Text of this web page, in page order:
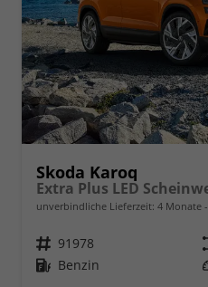
Skoda Karoq
unverbindliche Lieferzeit: 4 Monate
Fahrzeugnr. 91978
Kraftstoff Benzin